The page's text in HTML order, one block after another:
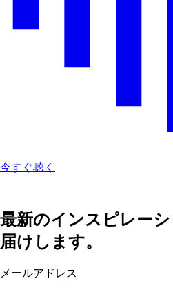
今すぐ聴く
最新のインスピレー
届けします。
メールアドレス